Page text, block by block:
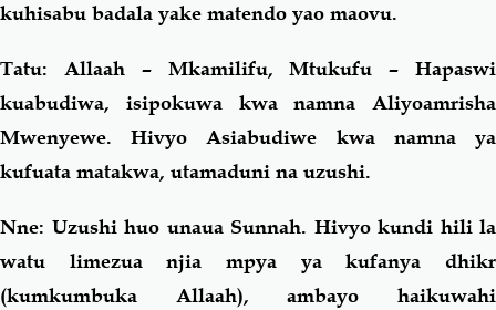
kuhisabu badala yake matendo yao maovu.
Tatu: Allaah – Mkamilifu, Mtukufu – Hapaswi
kuabudiwa, isipokuwa kwa namna Aliyoamrisha
Mwenyewe. Hivyo Asiabudiwe kwa namna ya
kufuata matakwa, utamaduni na uzushi.
Nne: Uzushi huo unaua Sunnah. Hivyo kundi hili la
watu limezua njia mpya ya kufanya dhikr
(kumkumbuka Allaah), ambayo haikuwahi